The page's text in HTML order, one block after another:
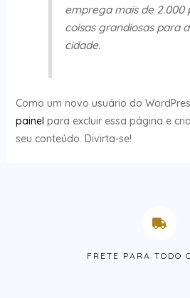
emprega mais de 2.000
coisas grandiosas para
cidade.
Como um novo usuário do
painel para excluir essa página e
seu conteúdo. Divirta-se!
FRETE PARA TODO